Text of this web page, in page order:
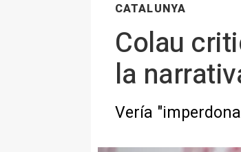
CATALUNYA
Colau
la
Vería